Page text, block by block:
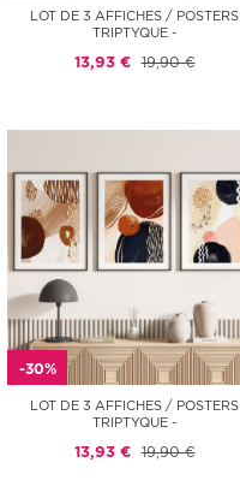
LOT DE 3 AFFICHES / POSTERS
TRIPTYQUE -
13,93 € 19,90 €
-30%
LOT DE 3 AFFICHES / POSTERS
TRIPTYQUE -
13,93 € 19,90 €